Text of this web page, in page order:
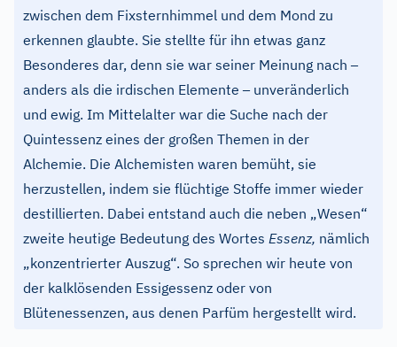
zwischen dem Fixsternhimmel und dem Mond zu
erkennen glaubte. Sie stellte für ihn etwas ganz
Besonderes dar, denn sie war seiner Meinung nach –
anders als die irdischen Elemente – unveränderlich
und ewig. Im Mittelalter war die Suche nach der
Quintessenz eines der großen Themen in der
Alchemie. Die Alchemisten waren bemüht, sie
herzustellen, indem sie flüchtige Stoffe immer wieder
destillierten. Dabei entstand auch die neben „Wesen“
zweite heutige Bedeutung des Wortes Essenz, nämlich
„konzentrierter Auszug“. So sprechen wir heute von
der kalklösenden Essigessenz oder von
Blütenessenzen, aus denen Parfüm hergestellt wird.